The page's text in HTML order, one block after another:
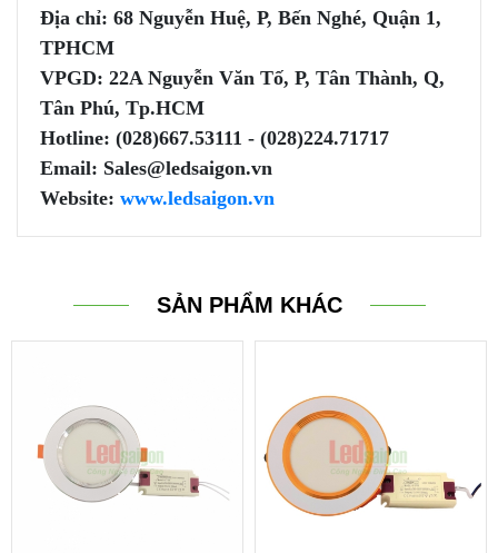
Địa chỉ: 68 Nguyễn Huệ, P, Bến Nghé, Quận 1,
TPHCM
VPGD: 22A Nguyễn Văn Tố, P, Tân Thành, Q,
Tân Phú, Tp.HCM
Hotline: (028)667.53111 - (028)224.71717
Email: Sales@ledsaigon.vn
Website: www.ledsaigon.vn
SẢN PHẨM KHÁC